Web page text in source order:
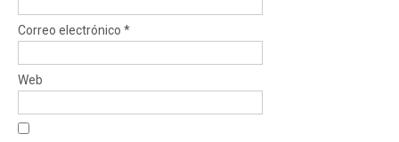
Correo electrónico *
Web